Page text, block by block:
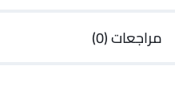
مراجعات (0)